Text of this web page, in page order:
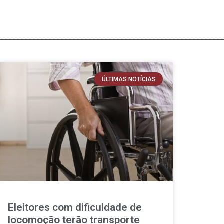
ÚLTIMAS NOTÍCIAS
Eleitores com dificuldade de
locomoção terão transporte